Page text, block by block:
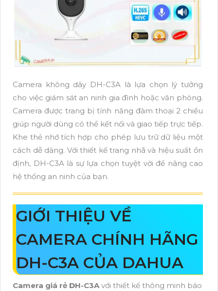
Camera không dây DH-C3A là lựa chọn lý tưởng
cho việc giám sát an ninh gia đình hoặc văn phòng.
Camera được trang bị tính năng đàm thoại 2 chiều
giúp người dùng có thể kết nối và giao tiếp trực tiếp.
Khe thẻ nhớ tích hợp cho phép lưu trữ dữ liệu một
cách dễ dàng. Với thiết kế trang nhã và hiệu suất ổn
định, DH-C3A là sự lựa chọn tuyệt vời để nâng cao
hệ thống an ninh của bạn.
GIỚI THIỆU VỀ
CAMERA CHÍNH HÃNG
DH-C3A CỦA DAHUA
Camera giá rẻ DH-C3Avới thiết kế thông minh báo